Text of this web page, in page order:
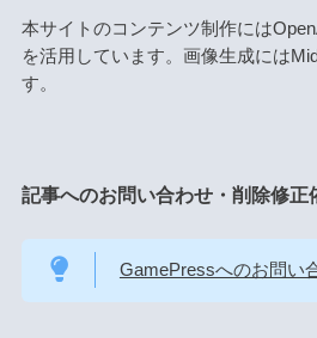
本サイトのコンテンツ制作には
を活用しています。画像生成には
す。
記事へのお問い合わせ・削除修正
GamePressへのお問い